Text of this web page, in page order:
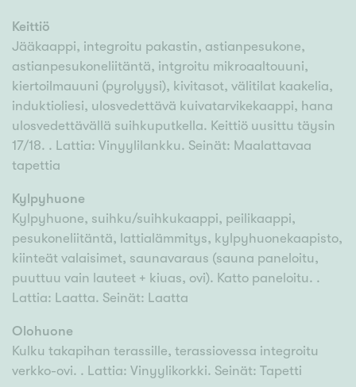
Keittiö
Jääkaappi, integroitu pakastin, astianpesukone,
astianpesukoneliitäntä, intgroitu mikroaaltouuni,
kiertoilmauuni (pyrolyysi), kivitasot, välitilat kaakelia,
induktioliesi, ulosvedettävä kuivatarvikekaappi, hana
ulosvedettävällä suihkuputkella. Keittiö uusittu täysin
17/18. . Lattia: Vinyylilankku. Seinät: Maalattavaa
tapettia
Kylpyhuone
Kylpyhuone, suihku/suihkukaappi, peilikaappi,
pesukoneliitäntä, lattialämmitys, kylpyhuonekaapisto,
kiinteät valaisimet, saunavaraus (sauna paneloitu,
puuttuu vain lauteet + kiuas, ovi). Katto paneloitu. .
Lattia: Laatta. Seinät: Laatta
Olohuone
Kulku takapihan terassille, terassiovessa integroitu
verkko-ovi. . Lattia: Vinyylikorkki. Seinät: Tapetti